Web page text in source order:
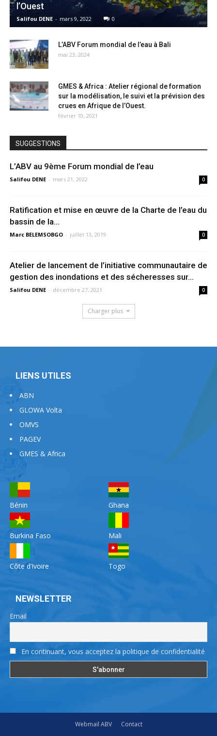
l’Ouest
Salifou DENE - mars 9, 2022 0
L’ABV Forum mondial de l’eau à Bali
mai 23, 2024
GMES & Africa : Atelier régional de formation
sur la modélisation, le suivi et la prévision des
crues en Afrique de l’Ouest.
février 10, 2021
SUGGESTIONS
L’ABV au 9ème Forum mondial de l’eau
Salifou DENE - mars 21, 2022 0
Ratification et mise en œuvre de la Charte de l’eau du
bassin de la...
Marc BELEMSOBGO - juillet 13, 2019 0
Atelier de lancement de l’initiative communautaire de
gestion des inondations et des sécheresses sur...
Salifou DENE - décembre 27, 2021 0
Charger plus
LIENS UTILES
ABN
GLOWA Volta
OMVS
PAGEV
GMES & Africa
Bénin
Burkina Faso
Côte d’Ivoire
Ghana
Mali
Togo
NEWSLETTER
Email
En continuant, vous acceptez la politique de confidentialité
Webmail ABV Contact